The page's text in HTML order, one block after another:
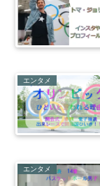
エンタメ
エンタメ